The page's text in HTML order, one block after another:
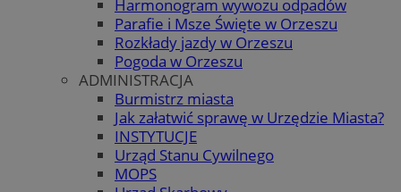
Harmonogram wywozu odpadów
Parafie i Msze Święte w Orzeszu
Rozkłady jazdy w Orzeszu
Pogoda w Orzeszu
ADMINISTRACJA
Burmistrz miasta
Jak załatwić sprawę w Urzędzie Miasta?
INSTYTUCJE
Urząd Stanu Cywilnego
MOPS